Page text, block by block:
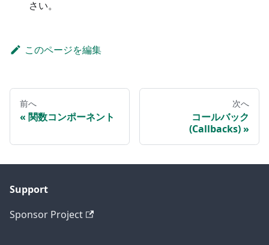
さい。
このページを編集
前へ
関数コンポーネント
次へ
コールバック
(Callbacks)
Support
Sponsor Project